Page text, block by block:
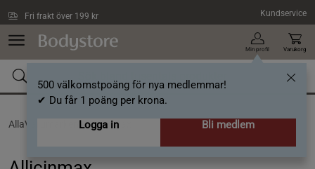
Fri frakt över 199 kr Kundservice
Min profil
500 välkomstpoäng för nya medlemmar!
✔ Du får 1 poäng per krona.
Logga in
Bli medlem
Varukorg
AllaVarumärken /Allicinmax